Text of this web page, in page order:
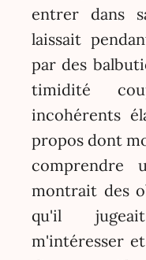
entrer dans
laissait
par des
timidité
incohérents
propos dont
montrait des
qu'il
m'intéresser